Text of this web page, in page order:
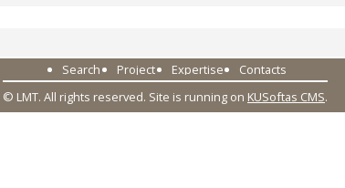
Search Project Expertise
Contacts
© LMT. All rights reserved. Site is running on KUSoftas CMS.